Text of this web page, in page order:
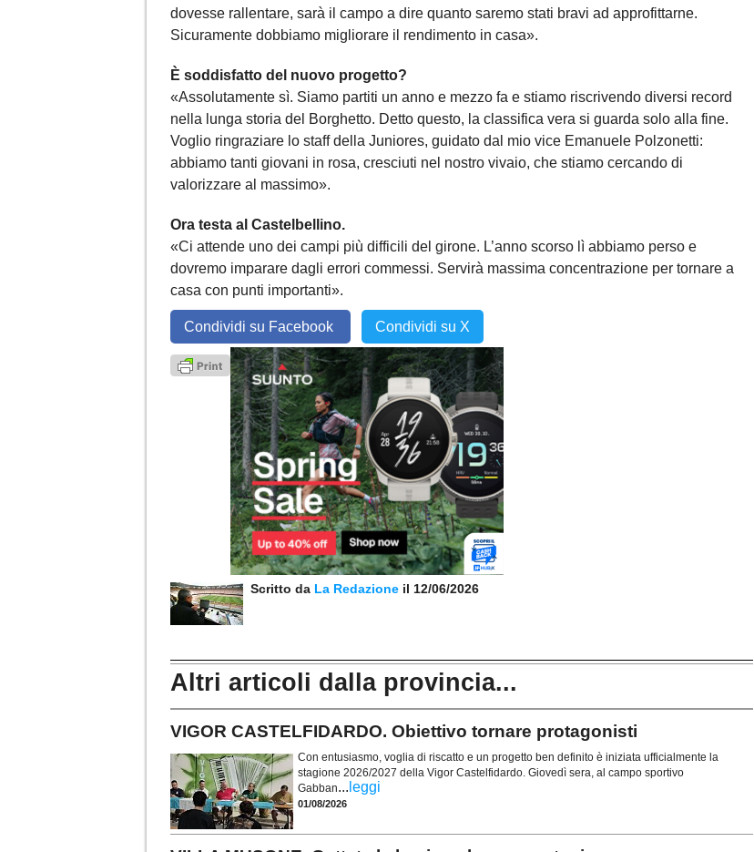
dovesse rallentare, sarà il campo a dire quanto saremo stati bravi ad approfittarne.
Sicuramente dobbiamo migliorare il rendimento in casa».
È soddisfatto del nuovo progetto?
«Assolutamente sì. Siamo partiti un anno e mezzo fa e stiamo riscrivendo diversi record
nella lunga storia del Borghetto. Detto questo, la classifica vera si guarda solo alla fine.
Voglio ringraziare lo staff della Juniores, guidato dal mio vice Emanuele Polzonetti:
abbiamo tanti giovani in rosa, cresciuti nel nostro vivaio, che stiamo cercando di
valorizzare al massimo».
Ora testa al Castelbellino.
«Ci attende uno dei campi più difficili del girone. L’anno scorso lì abbiamo perso e
dovremo imparare dagli errori commessi. Servirà massima concentrazione per tornare a
casa con punti importanti».
Condividi su Facebook Condividi su X
Scritto da La Redazione il 12/06/2026
Altri articoli dalla provincia...
VIGOR CASTELFIDARDO. Obiettivo tornare protagonisti
Con entusiasmo, voglia di riscatto e un progetto ben definito è iniziata ufficialmente la
stagione 2026/2027 della Vigor Castelfidardo. Giovedì sera, al campo sportivo
Gabban... leggi
01/08/2026